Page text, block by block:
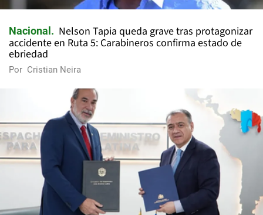
Nacional
Nelson Tapia queda grave tras protagonizar
accidente en Ruta 5: Carabineros confirma estado de
ebriedad
Por Cristian Neira